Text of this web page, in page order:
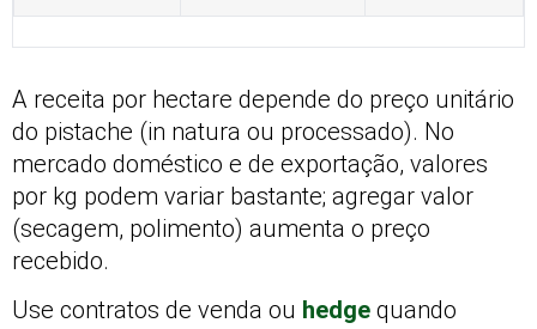
A receita por hectare depende do preço unitário
do pistache (in natura ou processado). No
mercado doméstico e de exportação, valores
por kg podem variar bastante; agregar valor
(secagem, polimento) aumenta o preço
recebido.
Use contratos de venda ou hedge quando